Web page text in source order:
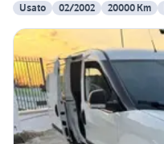
Usato
02/2002 20000 Km